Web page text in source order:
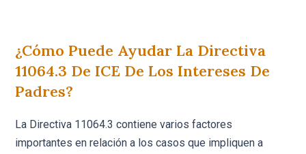
¿Cómo Puede Ayudar La Directiva
11064.3 De ICE De Los Intereses De
Padres?
La Directiva 11064.3 contiene varios factores
importantes en relación a los casos que impliquen a